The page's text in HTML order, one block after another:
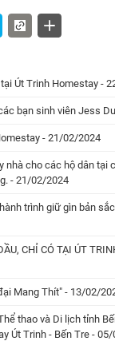
Út Trinh Homestay -
bạn sinh viên Jess
- 21/02/2024
nhà cho các hộ dân tại
- 21/02/2024
trình giữ gìn bản
CHỈ CÓ TẠI ÚT
Mang Thít" - 13/02/
thao và Di lịch tỉnh
Út Trinh - Bến Tre -